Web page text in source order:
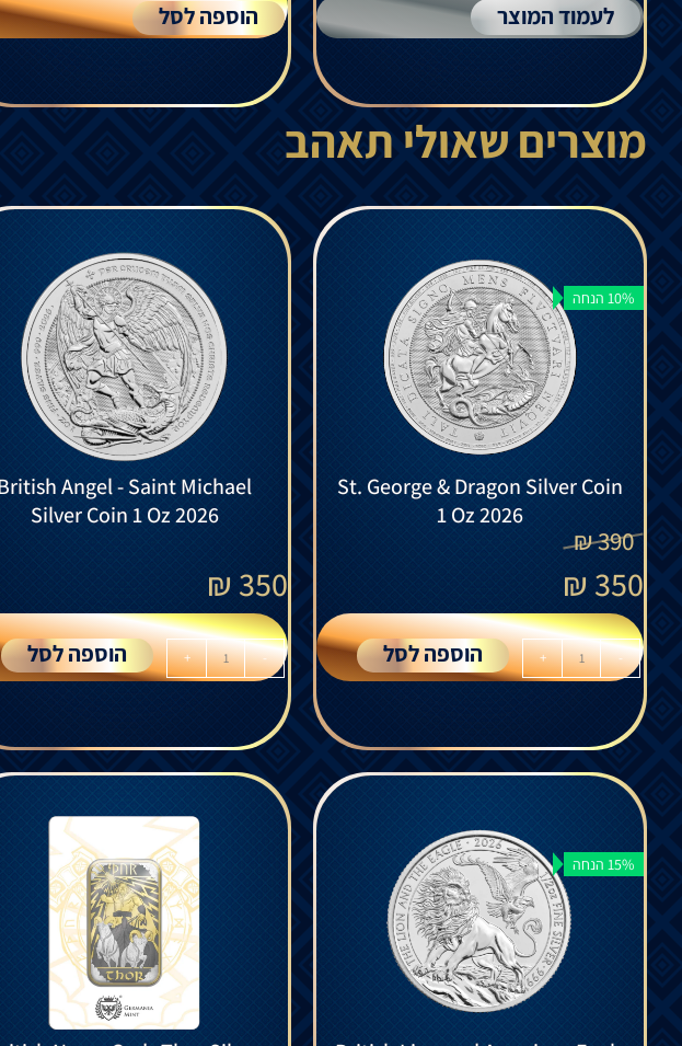
לעמוד המוצר הוספה לסל
מוצרים שאולי תאהב
10% הנחה
St. George & Dragon Silver Coin
1 Oz 2026
390
₪
350
₪
-
+ הוספה לסל
Angel - Saint Michael
Silver Coin 1 Oz 2026
350
₪
-
+ הוספה לסל
15% הנחה